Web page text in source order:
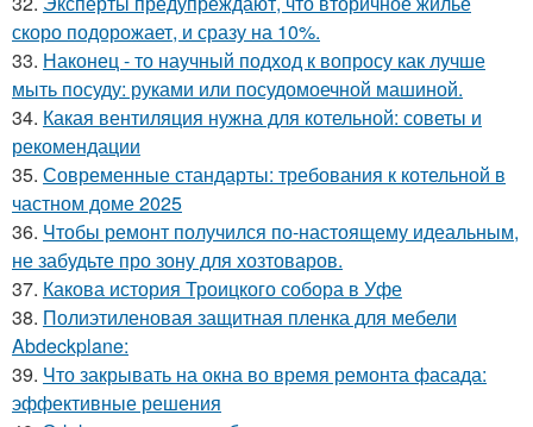
скоро подорожает, и сразу на 10%.
33. Наконец - то научный подход к вопросу как лучше
мыть посуду: руками или посудомоечной машиной.
34. Какая вентиляция нужна для котельной: советы и
рекомендации
35. Современные стандарты: требования к котельной в
частном доме 2025
36. Чтобы ремонт получился по-настоящему идеальным,
не забудьте про зону для хозтоваров.
37. Какова история Троицкого собора в Уфе
38. Полиэтиленовая защитная пленка для мебели
Abdeckplane:
39. Что закрывать на окна во время ремонта фасада:
эффективные решения